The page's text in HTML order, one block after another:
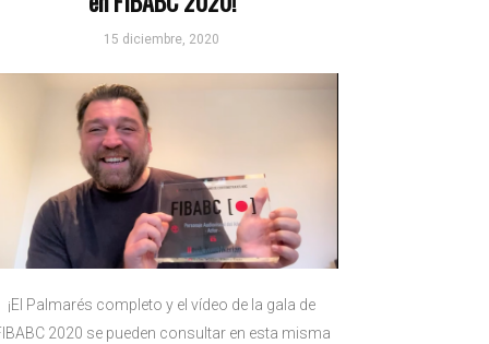
15 diciembre, 2020
¡El Palmarés completo y el vídeo de la gala de
2020 se pueden consultar en esta misma